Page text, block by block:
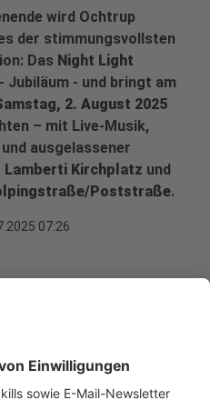
wird Ochtrup
der stimmungsvollsten
Das Night Light
Jubiläum - und bringt am
2. August 2025
– mit Live-Musik,
ausgelassener
Lamberti Kirchplatz und
Poststraße.
07:26